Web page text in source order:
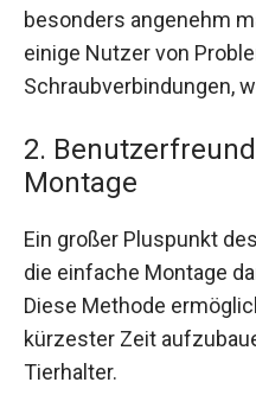
besonders angenehm
einige Nutzer von
Schraubverbindungen,
2.
Montage
Ein großer Pluspunkt
die einfache Montage
Diese Methode
kürzester Zeit
Tierhalter.